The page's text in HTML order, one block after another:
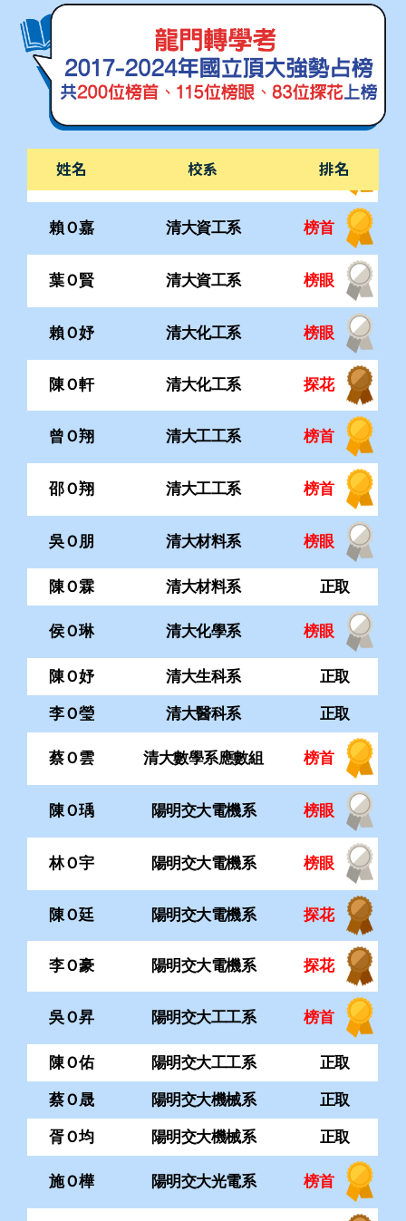
姓名 校系 排名
楊Ｏ慶 清大資工系
賴Ｏ嘉 清大資工系 榜首
葉Ｏ賢 清大資工系 榜眼
賴Ｏ妤 清大化工系 榜眼
陳Ｏ軒 清大化工系 探花
曾Ｏ翔 清大工工系 榜首
邵Ｏ翔 清大工工系 榜首
吳Ｏ朋 清大材料系 榜眼
陳Ｏ霖 清大材料系 正取
陳Ｏ妤 清大生科系 正取
李Ｏ瑩 清大醫科系 正取
蔡Ｏ雲 清大數學系應數組 榜首
陳Ｏ瑀 陽明交大電機系 榜眼
林Ｏ宇 陽明交大電機系 榜眼
陳Ｏ廷 陽明交大電機系 探花
李Ｏ豪 陽明交大電機系 探花
吳Ｏ昇 陽明交大工工系 榜首
正取
蔡Ｏ晟 陽明交大機械系 正取
胥Ｏ均 陽明交大機械系 正取
施Ｏ樺 陽明交大光電系 榜首
周Ｏ珈 陽明交大光電系 探花
李Ｏ和 陽明交大電子系 榜首
正取